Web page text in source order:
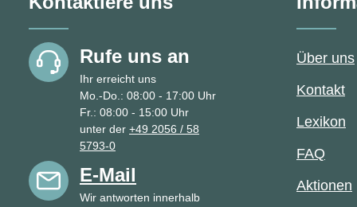
Pflegehinweise
verschiedenen
Rufe uns an
Ihr erreicht uns
Mo.-Do.: 08:00 - 17:00 Uhr
Fr.: 08:00 - 15:00 Uhr
unter der +49 2056 / 58
5793-0
E-Mail
Wir antworten innerhalb
Über uns
Kontakt
Lexikon
FAQ
Aktionen